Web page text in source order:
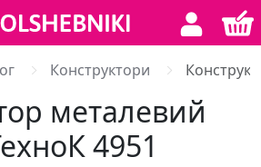
Конструктори
металевий
4951